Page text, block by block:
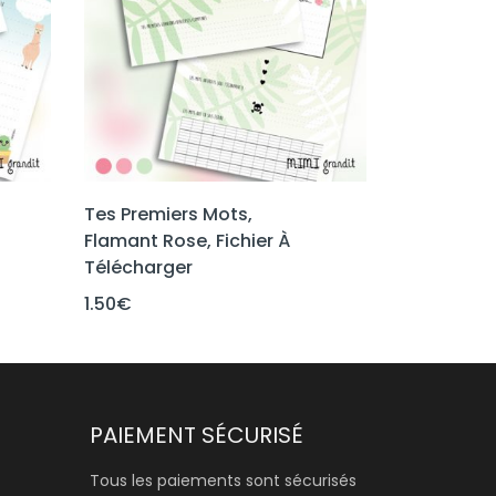
Tes Premiers Mots,
Flamant Rose, Fichier À
Télécharger
1.50€
PAIEMENT SÉCURISÉ
Tous les paiements sont sécurisés